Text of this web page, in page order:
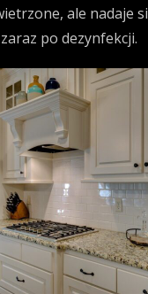
ale nadaje
po dezynfekcji.